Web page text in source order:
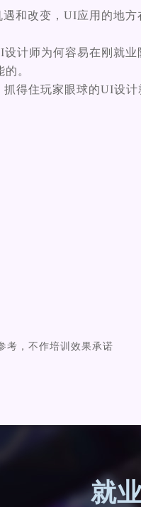
和改变，UI应用的地方
计师为何容易在刚就业
。
得住玩家眼球的UI设计
考，不作培训效果承诺
就